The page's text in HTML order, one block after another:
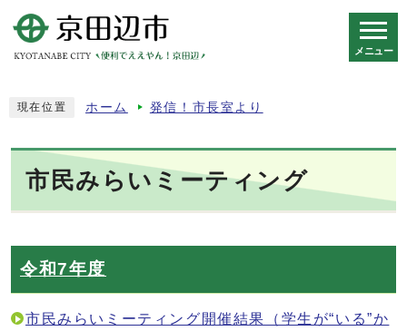
メニュー
現在位置 ホーム 発信！市長室より
市民みらいミーティング
令和7年度
市民みらいミーティング開催結果（学生が“いる”か